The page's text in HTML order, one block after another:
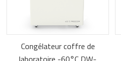
Congélateur coffre de